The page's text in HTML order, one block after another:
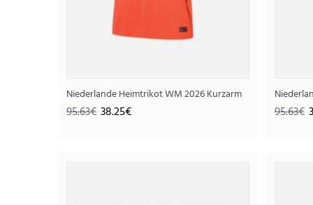
Niederlande Heimtrikot WM 2026 Kurzarm
95.63€ 38.25€ 95.63€